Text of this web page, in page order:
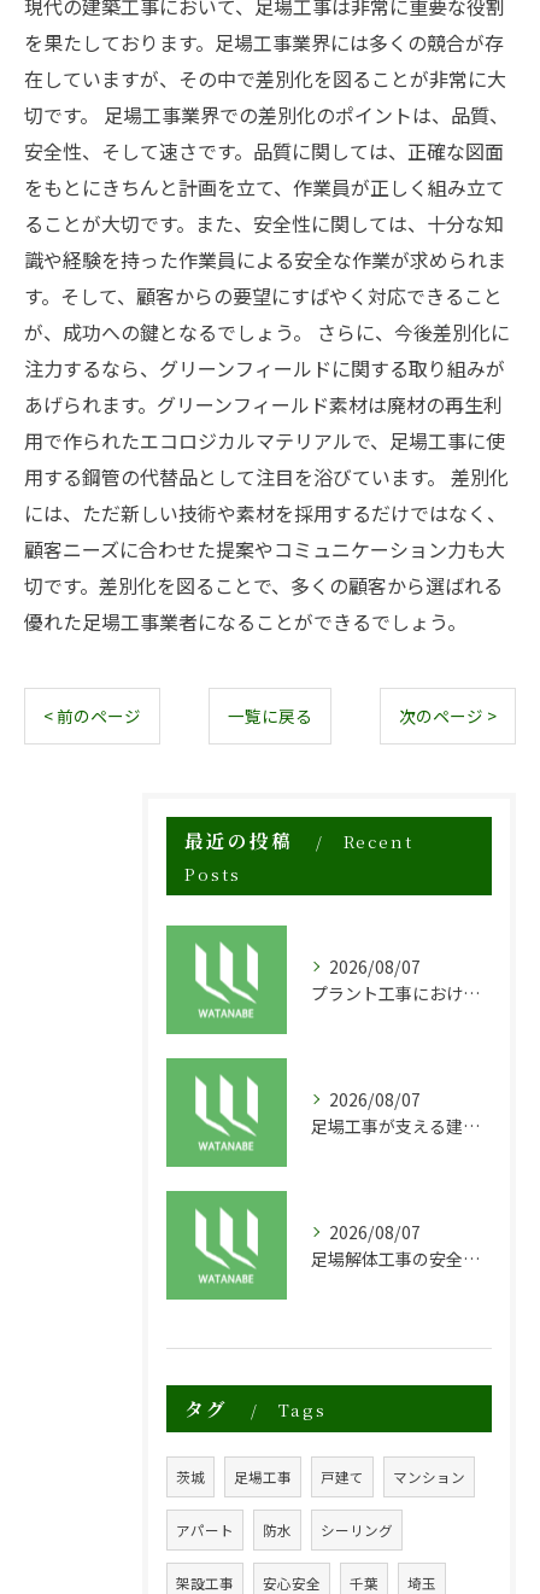
現代の建築工事において、足場工事は非常に重要な役割
を果たしております。足場工事業界には多くの競合が存
在していますが、その中で差別化を図ることが非常に大
切です。 足場工事業界での差別化のポイントは、品質、
安全性、そして速さです。品質に関しては、正確な図面
をもとにきちんと計画を立て、作業員が正しく組み立て
ることが大切です。また、安全性に関しては、十分な知
識や経験を持った作業員による安全な作業が求められま
す。そして、顧客からの要望にすばやく対応できること
が、成功への鍵となるでしょう。 さらに、今後差別化に
注力するなら、グリーンフィールドに関する取り組みが
あげられます。グリーンフィールド素材は廃材の再生利
用で作られたエコロジカルマテリアルで、足場工事に使
用する鋼管の代替品として注目を浴びています。 差別化
には、ただ新しい技術や素材を採用するだけではなく、
顧客ニーズに合わせた提案やコミュニケーション力も大
切です。差別化を図ることで、多くの顧客から選ばれる
優れた足場工事業者になることができるでしょう。
< 前のページ 一覧に戻る 次のページ >
最近の投稿
Recent
Posts
2026/08/07
プラント工事における足場工事の安全対策と施工の重要性
2026/08/07
足場工事が支える建物の長寿命化と外装塗装の重要性
2026/08/07
足場解体工事の安全性と効率化のポイント
タグ Tags
茨城 足場工事 戸建て マンション
アパート 防水 シーリング
架設工事 安心安全 千葉 埼玉